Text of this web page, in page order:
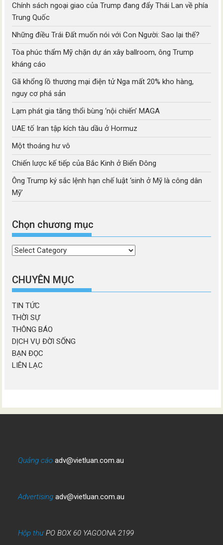
Chính sách ngoại giao của Trump đang đẩy Thái Lan về phía
Trung Quốc
Những điều Trái Đất muốn nói với Con Người: Sao lại thế?
Tòa phúc thẩm Mỹ chặn dự án xây ballroom, ông Trump
kháng cáo
Gã khổng lồ thương mại điện tử Nga mất 20% kho hàng,
nguy cơ phá sản
Lạm phát gia tăng thổi bùng ‘nội chiến’ MAGA
UAE tố Iran tập kích tàu dầu ở Hormuz
Một thoáng hư vô
Chiến lược kế tiếp của Bắc Kinh ở Biển Đông
Ông Trump ký sắc lệnh hạn chế luật ‘sinh ở Mỹ là công dân
Mỹ’
Chọn chương mục
Chọn
mục
CHUYÊN MỤC
TIN TỨC
THỜI SỰ
THÔNG BÁO
DỊCH VỤ ĐỜI SỐNG
BẠN ĐỌC
LIÊN LẠC
Quảng cáo adv@vietluan.com.au
Advertising adv@vietluan.com.au
Hộp thưPO BOX 60 YAGOONA 2199